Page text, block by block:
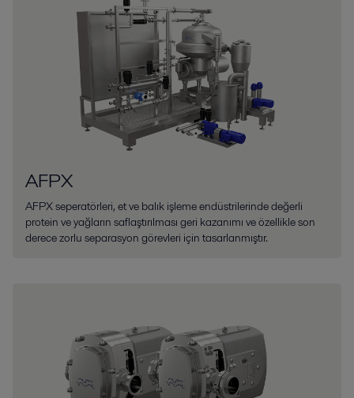
AFPX
AFPX seperatörleri, et ve balık işleme endüstrilerinde değerli
protein ve yağların saflaştırılması geri kazanımı ve özellikle son
derece zorlu separasyon görevleri için tasarlanmıştır.